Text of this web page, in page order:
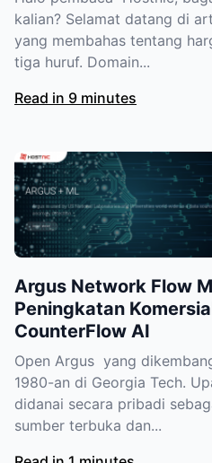
kalian? Selamat datang di
yang membahas tentang
tiga huruf. Domain...
Read in 9 minutes
Argus Network Flow
Peningkatan
CounterFlow AI
Open Argus yang
1980-an di Georgia Tech.
didanai secara pribadi
sumber terbuka dan...